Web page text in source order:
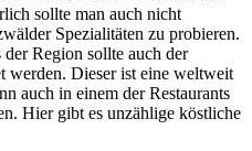
sollte man auch nicht
Spezialitäten zu probieren.
Region sollte auch der
werden. Dieser ist eine weltweit
auch in einem der Restaurants
Hier gibt es unzählige köstliche